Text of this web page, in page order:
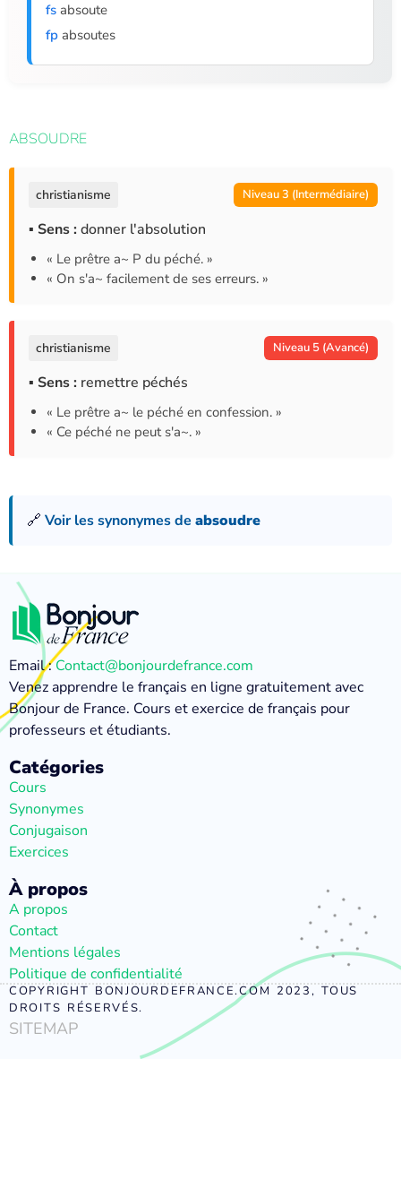
fs absoute
fp absoutes
ABSOUDRE
christianisme Niveau 3 (Intermédiaire)
▪ Sens : donner l'absolution
« Le prêtre a~ P du péché. »
« On s'a~ facilement de ses erreurs. »
christianisme Niveau 5 (Avancé)
▪ Sens : remettre péchés
« Le prêtre a~ le péché en confession. »
« Ce péché ne peut s'a~. »
🔗 Voir les synonymes de absoudre
Email :Contact@bonjourdefrance.com
Venez apprendre le français en ligne gratuitement avec
Bonjour de France. Cours et exercice de français pour
professeurs et étudiants.
Catégories
Cours
Synonymes
Conjugaison
Exercices
À propos
A propos
Contact
Mentions légales
Politique de confidentialité
COPYRIGHT BONJOURDEFRANCE.COM 2023, TOUS
DROITS RÉSERVÉS.
SITEMAP